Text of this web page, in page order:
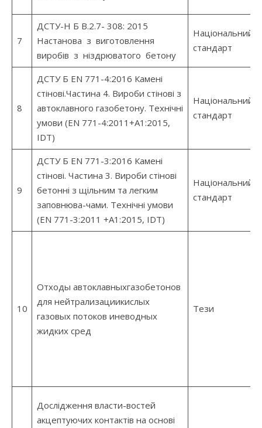
7
ДСТУ-Н Б В.2.7- 308: 2015
Настанова з виготовлення
виробів з ніздрюватого бетону
Національний
стандарт
8
ДСТУ Б EN 771-4:2016 Камені
стінові.Частина 4. Вироби стінові з
автоклавного газобетону. Технічні
умови (EN 771-4:2011+A1:2015,
IDT)
Національний
стандарт
9
ДСТУ Б EN 771-3:2016 Камені
стінові. Частина 3. Вироби стінові
бетонні з щільним та легким
заповнюва-чами. Технічні умови
(EN 771-3:2011 +А1:2015, IDT)
Національний
стандарт
10
Отходы автоклавныхгазобетонов
для нейтрализациикислых
газовых потоков иневодных
жидких сред
Тези
Дослідження власти-востей
акцептуючих контактів на основі